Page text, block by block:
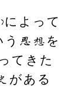
によって
う思想を
てきた
がある